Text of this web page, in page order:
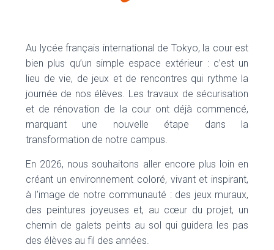
Au lycée français international de Tokyo, la cour est
bien plus qu’un simple espace extérieur : c’est un
lieu de vie, de jeux et de rencontres qui rythme la
journée de nos élèves. Les travaux de sécurisation
et de rénovation de la cour ont déjà commencé,
marquant une nouvelle étape dans la
transformation de notre campus.
En 2026, nous souhaitons aller encore plus loin en
créant un environnement coloré, vivant et inspirant,
à l’image de notre communauté : des jeux muraux,
des peintures joyeuses et, au cœur du projet, un
chemin de galets peints au sol qui guidera les pas
des élèves au fil des années.